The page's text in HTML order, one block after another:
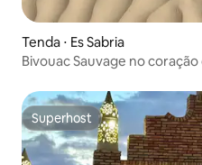
Tenda ⋅ Es Sabria
Bivouac Sauvage no
Superhost
Superhost